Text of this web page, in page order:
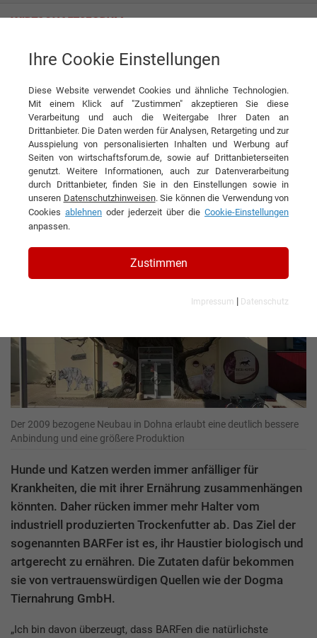
Dogma Tiernahrung GmbH Futter nach Art des Hundes
Interview Dogma Tiernahrung GmbH
DIESEN ARTIKEL EMPFEHLEN
Futter nach Art des Hundes
Interview mit Jessica Jungnickel, Leitende
Angestellte der Dogma Tiernahrung GmbH
Der 2009 bezogene Neubau in Dohna erlaubt eine deutlich bessere
Anbindung und eine größere Produktion
Hunde und Katzen werden immer anfälliger für
Krankheiten, die mit ihrer Ernährung zusammenhängen
könnten. Daher rücken immer mehr Halter vom
industriell produzierten Trockenfutter ab. Das Ziel der
sogenannten BARFer ist es, ihr Haustier biologisch und
artgerecht zu ernähren. Die Zutaten dafür bekommen
sie von vertrauenswürdigen Quellen wie der Dogma
Tiernahrung GmbH.
„Ich bin davon überzeugt, dass BARFen die natürlichste
Ihre Cookie Einstellungen
Diese Website verwendet Cookies und ähnliche Technologien.
Mit einem Klick auf "Zustimmen" akzeptieren Sie diese
Verarbeitung und auch die Weitergabe Ihrer Daten an
Drittanbieter. Die Daten werden für Analysen, Retargeting und zur
Ausspielung von personalisierten Inhalten und Werbung auf
Seiten von wirtschaftsforum.de, sowie auf Drittanbieterseiten
genutzt. Weitere Informationen, auch zur Datenverarbeitung
durch Drittanbieter, finden Sie in den Einstellungen sowie in
unseren Datenschutzhinweisen. Sie können die Verwendung von
Cookies ablehnen oder jederzeit über die Cookie-Einstellungen
anpassen.
Zustimmen
Impressum | Datenschutz